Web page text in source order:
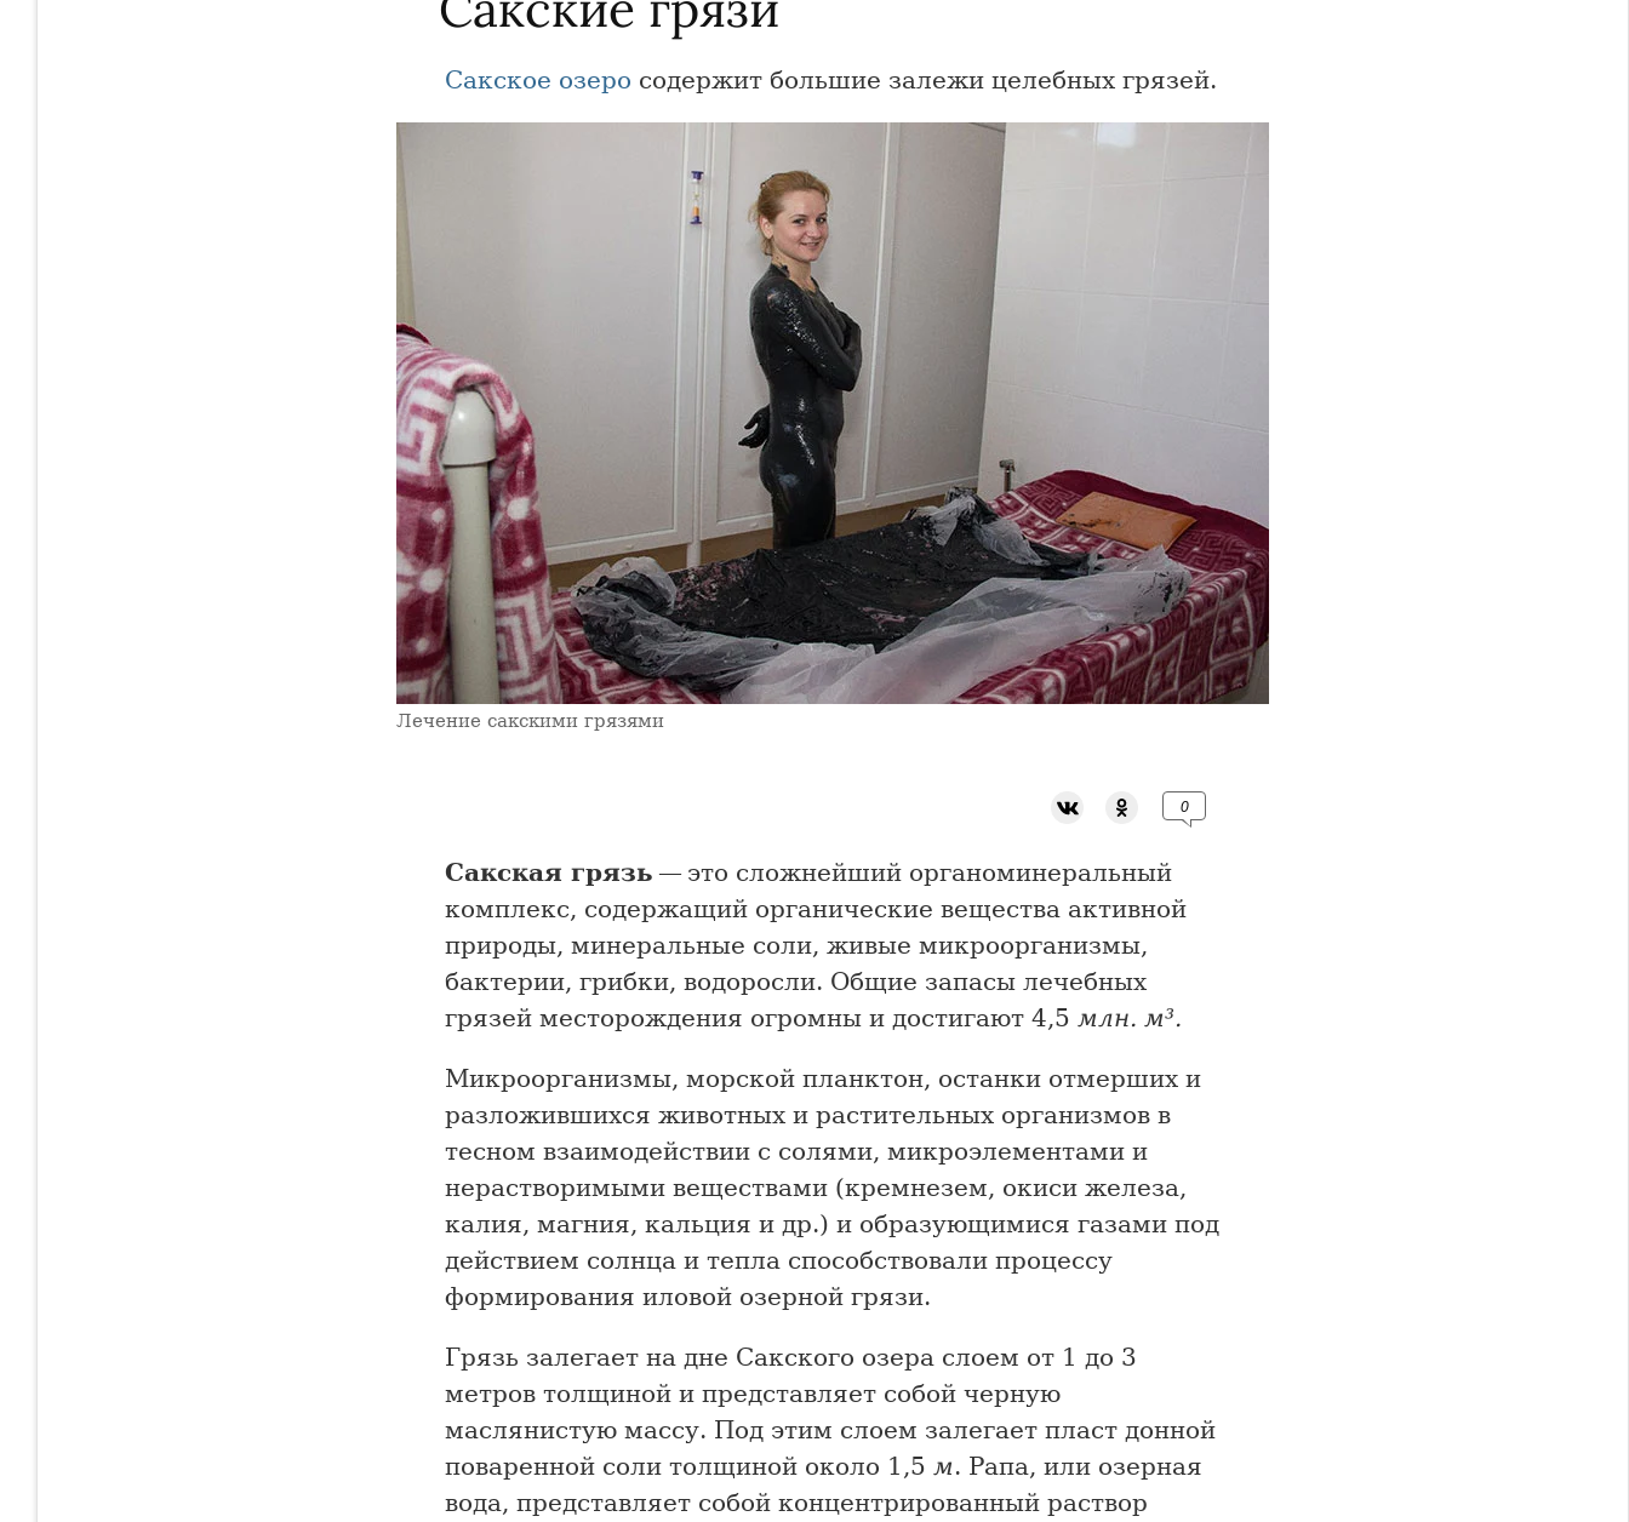
Сакское озеро содержит большие залежи целебных грязей.
Лечение сакскими грязями
0
Сакская грязь — это сложнейший органоминеральный
комплекс, содержащий органические вещества активной
природы, минеральные соли, живые микроорганизмы,
бактерии, грибки, водоросли. Общие запасы лечебных
грязей месторождения огромны и достигают 4,5 млн. м³.
Микроорганизмы, морской планктон, останки отмерших и
разложившихся животных и растительных организмов в
тесном взаимодействии с солями, микроэлементами и
нерастворимыми веществами (кремнезем, окиси железа,
калия, магния, кальция и др.) и образующимися газами под
действием солнца и тепла способствовали процессу
формирования иловой озерной грязи.
Грязь залегает на дне Сакского озера слоем от 1 до 3
метров толщиной и представляет собой черную
маслянистую массу. Под этим слоем залегает пласт донной
поваренной соли толщиной около 1,5 м. Рапа, или озерная
вода, представляет собой концентрированный раствор